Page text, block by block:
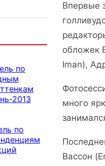
по
2013
по
Впервые
обложек
Iman),
много
Вассон